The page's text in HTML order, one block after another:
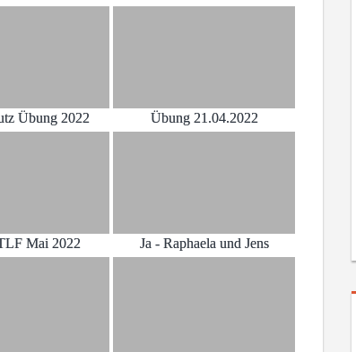
Übung 2022 Übung 21.04.2022
Mai 2022 Ja - Raphaela und Jens